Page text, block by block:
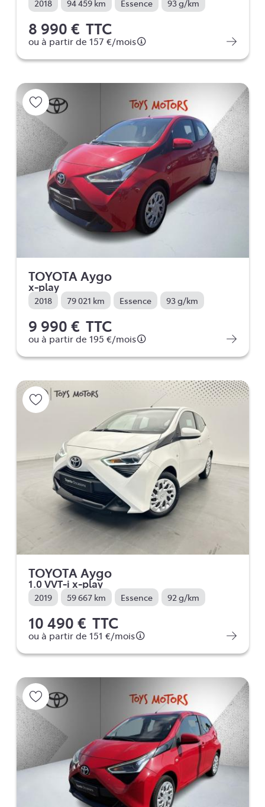
2018 94 459 km Essence 93 g/km
8 990 € TTC
ou à partir de 157 €/mois
TOYOTA Aygo
x-play
2018 79 021 km Essence 93 g/km
9 990 € TTC
ou à partir de 195 €/mois
TOYOTA Aygo
1.0 VVT-i x-play
2019 59 667 km Essence 92 g/km
10 490 € TTC
ou à partir de 151 €/mois